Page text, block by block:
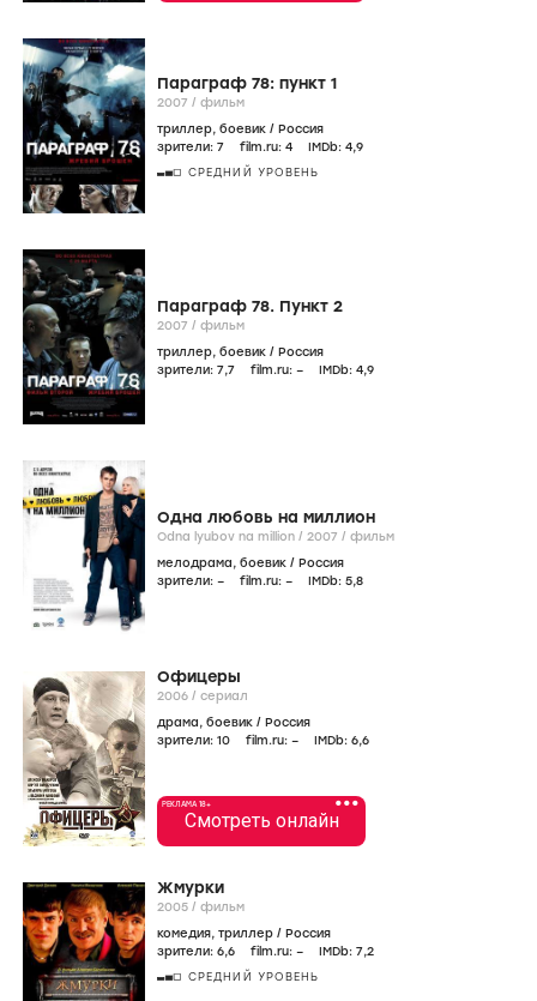
Параграф 78: пункт 1
2007 / фильм
триллер, боевик / Россия
зрители: 7 film.ru: 4 IMDb: 4,9
СРЕДНИЙ УРОВЕНЬ
Параграф 78. Пункт 2
2007 / фильм
триллер, боевик / Россия
зрители: 7,7 film.ru: – IMDb: 4,9
Одна любовь на миллион
Odna lyubov na million / 2007 / фильм
мелодрама, боевик / Россия
зрители: – film.ru: – IMDb: 5,8
Офицеры
2006 / сериал
драма, боевик / Россия
зрители: 10 film.ru: – IMDb: 6,6
•••
РЕКЛАМА 18+
Смотреть онлайн
Жмурки
2005 / фильм
комедия, триллер / Россия
зрители: 6,6 film.ru: – IMDb: 7,2
СРЕДНИЙ УРОВЕНЬ